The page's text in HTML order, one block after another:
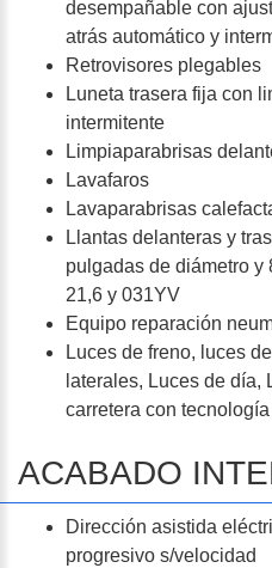
desempañable con
atrás automático y
Retrovisores plegables
Luneta trasera fija con
intermitente
Limpiaparabrisas
Lavafaros
Lavaparabrisas
Llantas delanteras y
pulgadas de diámetro y
21,6 y 031YV
Equipo reparación
Luces de freno, luces
laterales, Luces de día,
carretera con
ACABADO
Dirección asistida
progresivo s/velocidad